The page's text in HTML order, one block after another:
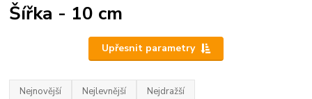
Šířka - 10 cm
Upřesnit parametry
Nejnovější Nejlevnější Nejdražší